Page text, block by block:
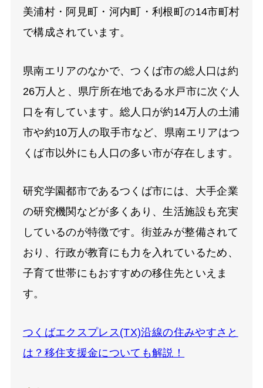
美浦村・阿見町・河内町・利根町の14市町村
で構成されています。
県南エリアのなかで、つくば市の総人口は約
26万人と、県庁所在地である水戸市に次ぐ人
口を有しています。総人口が約14万人の土浦
市や約10万人の取手市など、県南エリアはつ
くば市以外にも人口の多い市が存在します。
研究学園都市であるつくば市には、大手企業
の研究機関などが多くあり、生活施設も充実
しているのが特徴です。街並みが整備されて
おり、行政が教育にも力を入れているため、
子育て世帯にもおすすめの移住先といえま
す。
つくばエクスプレス(TX)沿線の住みやすさと
は？移住支援金についても解説！